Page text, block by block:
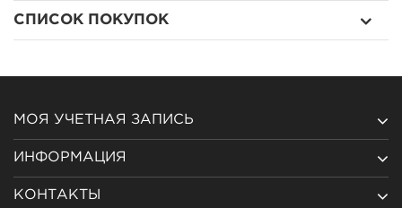
СПИСОК ПОКУПОК
МОЯ УЧЕТНАЯ ЗАПИСЬ
ИНФОРМАЦИЯ
КОНТАКТЫ